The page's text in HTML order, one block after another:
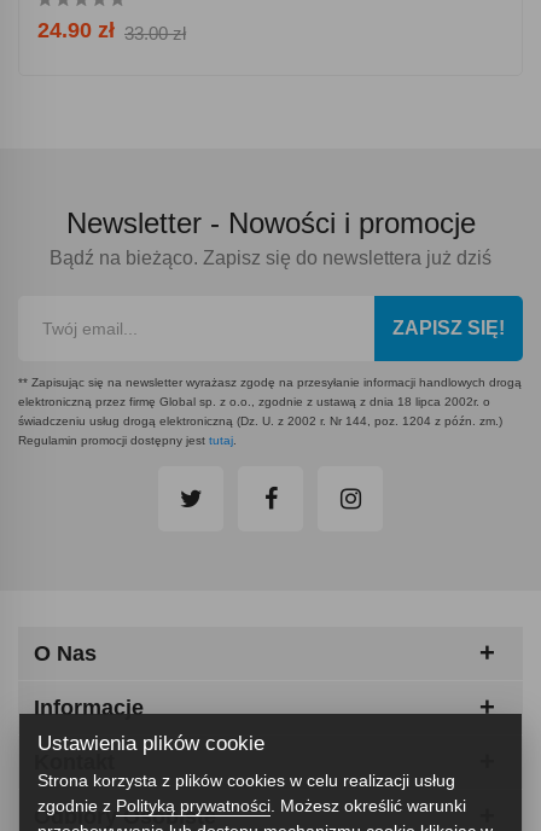
24.90 zł 33.00 zł
Newsletter - Nowości i promocje
Bądź na bieżąco. Zapisz się do newslettera już dziś
ZAPISZ SIĘ!
** Zapisując się na newsletter wyrażasz zgodę na przesyłanie informacji handlowych drogą
elektroniczną przez firmę Global sp. z o.o., zgodnie z ustawą z dnia 18 lipca 2002r. o
świadczeniu usług drogą elektroniczną (Dz. U. z 2002 r. Nr 144, poz. 1204 z późn. zm.)
Regulamin promocji dostępny jest tutaj.
O Nas
Informacje
Odbiory Osobiste
Ustawienia plików cookie
Strona korzysta z plików cookies w celu realizacji usług
zgodnie z Polityką prywatności . Możesz określić warunki